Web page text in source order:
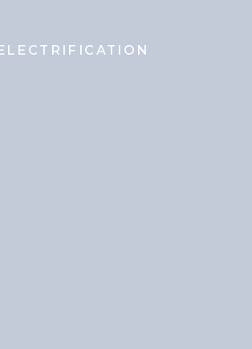
ELECTRIFICATION